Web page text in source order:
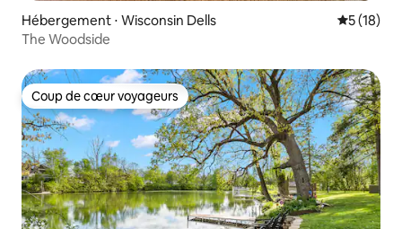
Hébergement ⋅ Wisconsin Dells
5 (18)
The Woodside
Coup de cœur voyageurs
Coup de cœur voyageurs